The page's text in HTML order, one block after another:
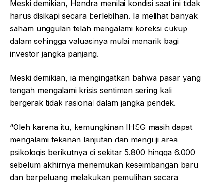
Meski demikian, Hendra menilai kondisi saat ini tidak
harus disikapi secara berlebihan. Ia melihat banyak
saham unggulan telah mengalami koreksi cukup
dalam sehingga valuasinya mulai menarik bagi
investor jangka panjang.
Meski demikian, ia mengingatkan bahwa pasar yang
tengah mengalami krisis sentimen sering kali
bergerak tidak rasional dalam jangka pendek.
“Oleh karena itu, kemungkinan IHSG masih dapat
mengalami tekanan lanjutan dan menguji area
psikologis berikutnya di sekitar 5.800 hingga 6.000
sebelum akhirnya menemukan keseimbangan baru
dan berpeluang melakukan pemulihan secara